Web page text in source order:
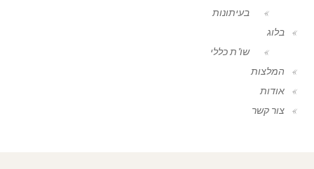
בעיתונות
בלוג
שו"ת כללי
המלצות
אודות
צור קשר